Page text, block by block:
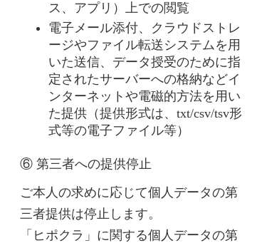
ス、アプリ）上での閲覧
電子メール添付、クラウドストレ
ージやファイル転送システムを用
いた送信、データ授受のために指
定されたサーバーへの格納などイ
ンターネットや電磁的方法を用い
た提供（提供形式は、txt/csv/tsv形
式等の電子ファイル等）
⑥ 第三者への提供停止
ご本人の求めに応じて個人データの第
三者提供は停止します。
「ヒポクラ」に関する個人データの第